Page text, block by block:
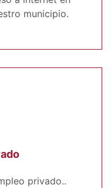
municipio.
privado..